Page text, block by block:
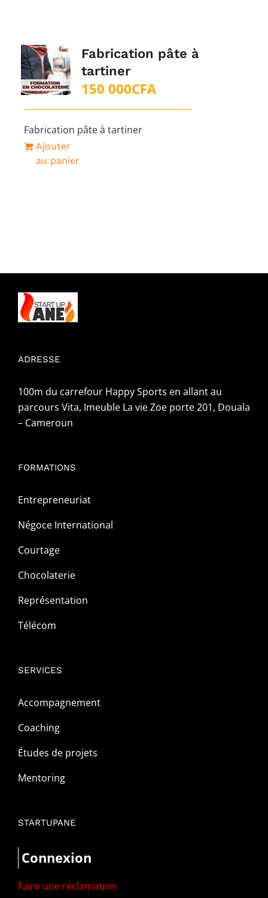
Fabrication pâte à
tartiner
150 000CFA
Fabrication pâte à tartiner
Ajouter
au panier
ADRESSE
100m du carrefour Happy Sports en allant au
parcours Vita, Imeuble La vie Zoe porte 201, Douala
– Cameroun
FORMATIONS
Entrepreneuriat
Négoce International
Courtage
Chocolaterie
Représentation
Télécom
SERVICES
Accompagnement
Coaching
Études de projets
Mentoring
STARTUPANE
Connexion
Faire une réclamation